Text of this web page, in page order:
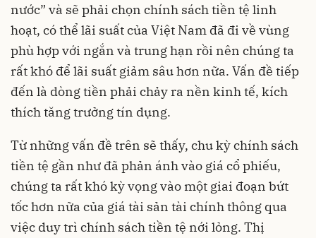
nước” và sẽ phải chọn chính sách tiền tệ linh
hoạt, có thể lãi suất của Việt Nam đã đi về vùng
phù hợp với ngắn và trung hạn rồi nên chúng ta
rất khó để lãi suất giảm sâu hơn nữa. Vấn đề tiếp
đến là dòng tiền phải chảy ra nền kinh tế, kích
thích tăng trưởng tín dụng.
Từ những vấn đề trên sẽ thấy, chu kỳ chính sách
tiền tệ gần như đã phản ánh vào giá cổ phiếu,
chúng ta rất khó kỳ vọng vào một giai đoạn bứt
tốc hơn nữa của giá tài sản tài chính thông qua
việc duy trì chính sách tiền tệ nới lỏng. Thị